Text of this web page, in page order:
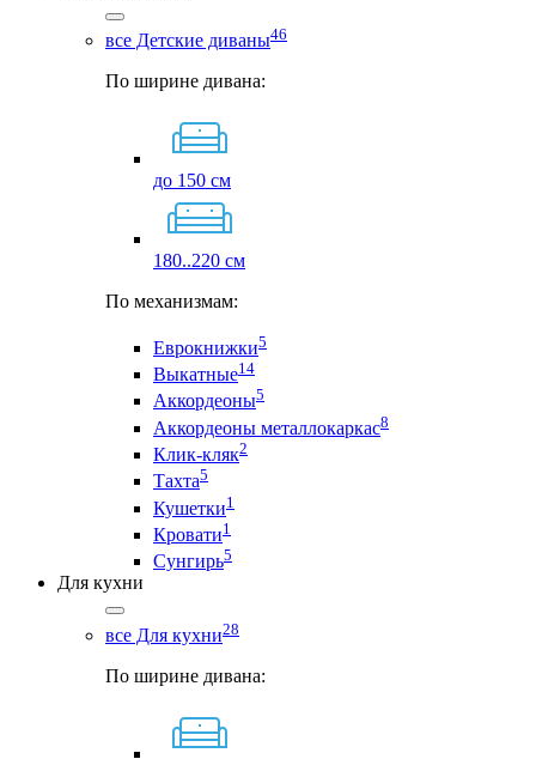
все Детские диваны46
По ширине дивана:
до 150 см
180..220 см
По механизмам:
Еврокнижки5
Выкатные14
Аккордеоны5
Аккордеоны металлокаркас8
Клик-кляк2
Тахта5
Кушетки1
Кровати1
Сунгирь5
Для кухни
все Для кухни28
По ширине дивана: